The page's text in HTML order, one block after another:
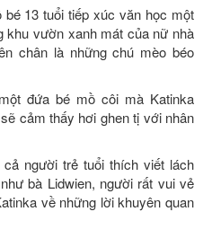
13 tuổi tiếp xúc văn học một
khu vườn xanh mát của nữ nhà
chân là những chú mèo béo
đứa bé mồ côi mà Katinka
cảm thấy hơi ghen tị với nhân
người trẻ tuổi thích viết lách
bà Lidwien, người rất vui vẻ
về những lời khuyên quan